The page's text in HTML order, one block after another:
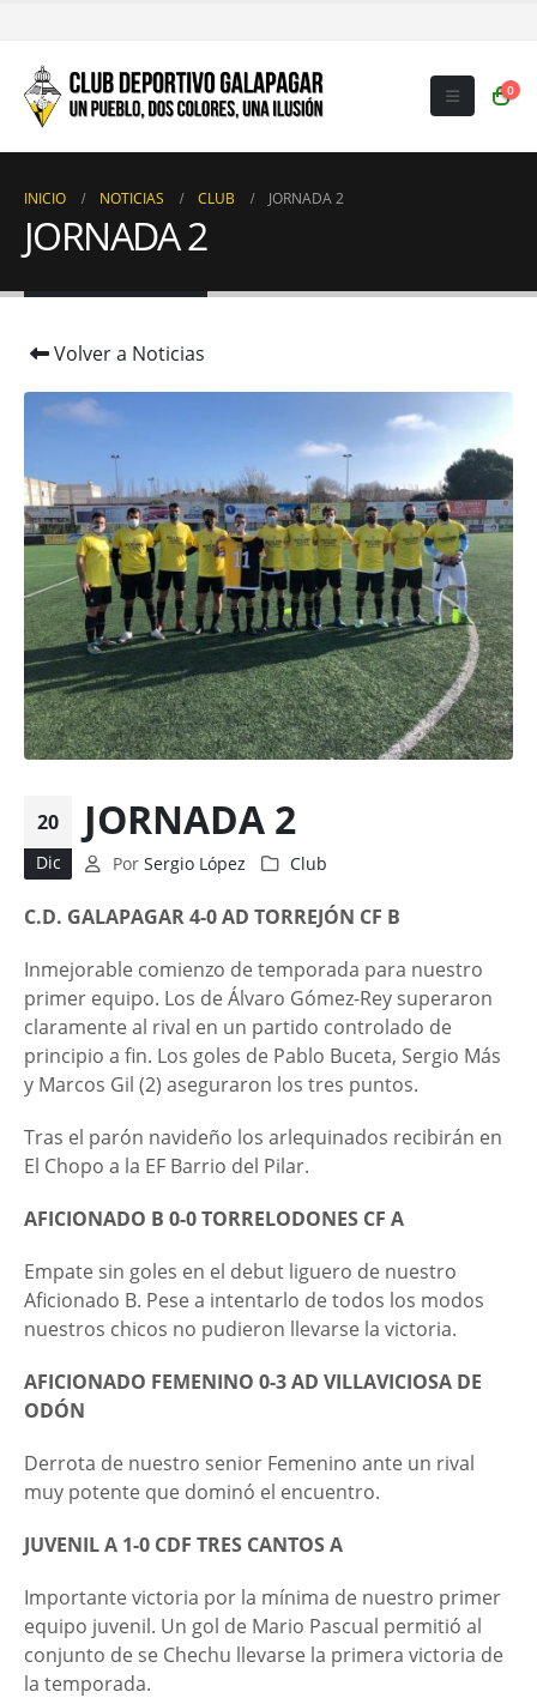
0
INICIO NOTICIAS CLUB JORNADA 2
JORNADA 2
Volver a Noticias
20
Dic
JORNADA 2
Por Sergio López Club
C.D. GALAPAGAR 4-0 AD TORREJÓN CF B
Inmejorable comienzo de temporada para nuestro
primer equipo. Los de Álvaro Gómez-Rey superaron
claramente al rival en un partido controlado de
principio a fin. Los goles de Pablo Buceta, Sergio Más
y Marcos Gil (2) aseguraron los tres puntos.
Tras el parón navideño los arlequinados recibirán en
El Chopo a la EF Barrio del Pilar.
AFICIONADO B 0-0 TORRELODONES CF A
Empate sin goles en el debut liguero de nuestro
Aficionado B. Pese a intentarlo de todos los modos
nuestros chicos no pudieron llevarse la victoria.
AFICIONADO FEMENINO 0-3 AD VILLAVICIOSA DE
ODÓN
Derrota de nuestro senior Femenino ante un rival
muy potente que dominó el encuentro.
JUVENIL A 1-0 CDF TRES CANTOS A
Importante victoria por la mínima de nuestro primer
equipo juvenil. Un gol de Mario Pascual permitió al
conjunto de se Chechu llevarse la primera victoria de
la temporada.